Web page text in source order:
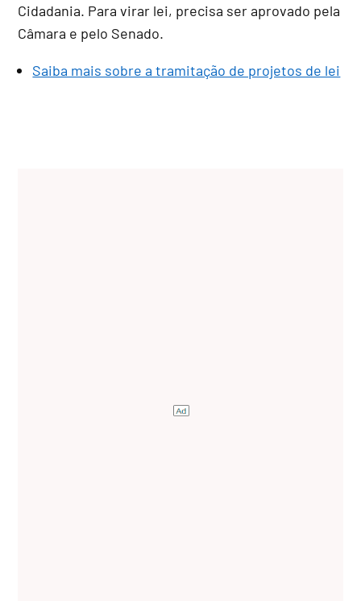
Cidadania. Para virar lei, precisa ser aprovado pela
Câmara e pelo Senado.
Saiba mais sobre a tramitação de projetos de lei